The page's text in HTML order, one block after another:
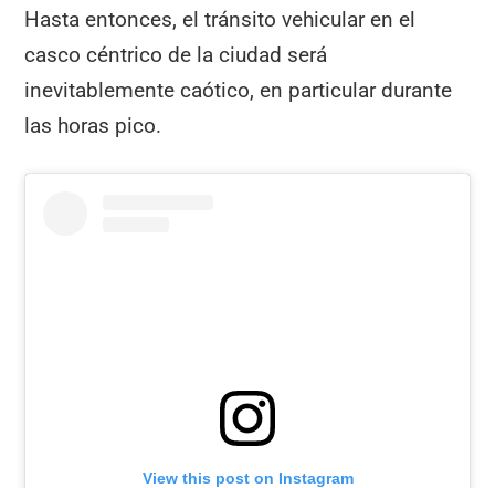
Hasta entonces, el tránsito vehicular en el
casco céntrico de la ciudad será
inevitablemente caótico, en particular durante
las horas pico.
View this post on Instagram